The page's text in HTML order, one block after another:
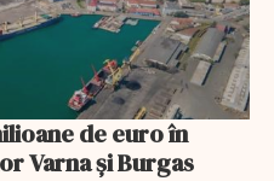
de euro în
Varna și Burgas